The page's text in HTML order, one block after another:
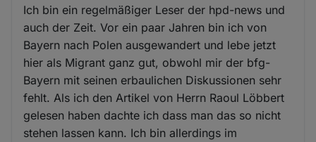
Ich bin ein regelmäßiger Leser der hpd-news und
auch der Zeit. Vor ein paar Jahren bin ich von
Bayern nach Polen ausgewandert und lebe jetzt
hier als Migrant ganz gut, obwohl mir der bfg-
Bayern mit seinen erbaulichen Diskussionen sehr
fehlt. Als ich den Artikel von Herrn Raoul Löbbert
gelesen haben dachte ich dass man das so nicht
stehen lassen kann. Ich bin allerdings im